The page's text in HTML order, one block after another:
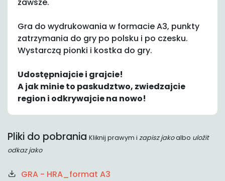
zawsze.
Gra do wydrukowania w formacie A3, punkty
zatrzymania do gry po polsku i po czesku.
Wystarczą pionki i kostka do gry.
Udostępniajcie i grajcie!
A jak minie to paskudztwo, zwiedzajcie
region i odkrywajcie na nowo!
Pliki do pobrania Kliknij prawym i zapisz jakoalbo uložit
odkaz jako
GRA - HRA_format A3